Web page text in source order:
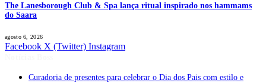
The Lanesborough Club & Spa lança ritual inspirado nos hammams
do Saara
agosto 6, 2026
Facebook X (Twitter) Instagram
Curadoria de presentes para celebrar o Dia dos Pais com estilo e